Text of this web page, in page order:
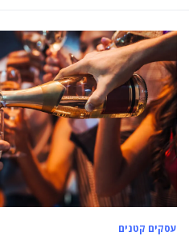
עסקים קטנים